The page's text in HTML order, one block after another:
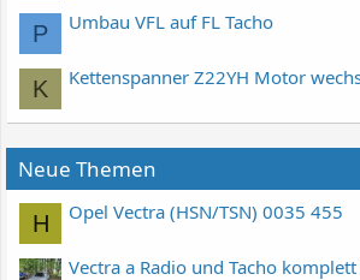
P Umbau VFL auf FL Tacho
K Kettenspanner Z22YH Motor
Neue Themen
H Opel Vectra (HSN/TSN) 0035 455
Vectra a Radio und Tacho